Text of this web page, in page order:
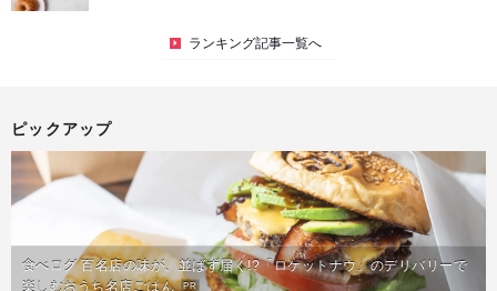
ランキング記事一覧へ
ピックアップ
食べログ 百名店の味が、並ばず届く!?「ロケットナウ」のデリバリーで
楽しむおうち名店ごはん PR